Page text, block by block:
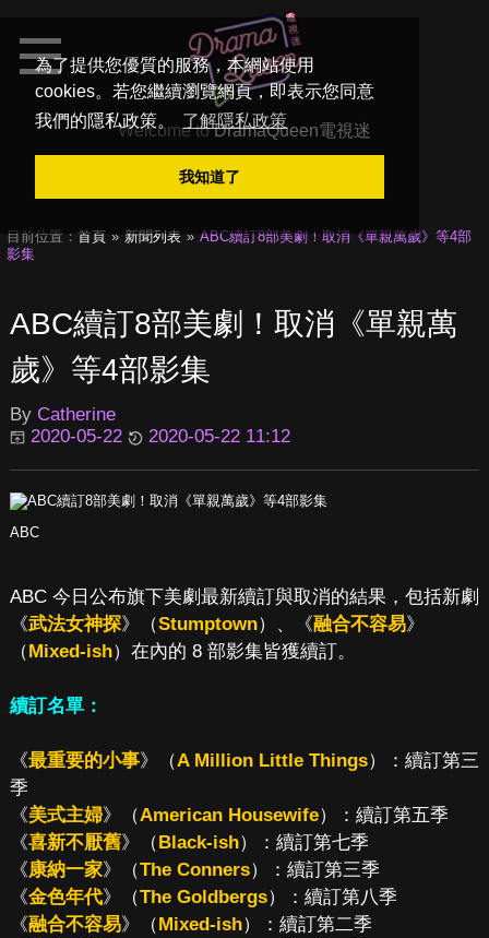
為了提供您優質的服務，本網站使用
cookies。若您繼續瀏覽網頁，即表示您同意
我們的隱私政策。
了解隱私政策
我知道了
Welcome toDramaQueen電視迷
目前位置： 首頁 新聞列表
ABC續訂8部美劇！取消《單親萬歲》等4部
影集
ABC續訂8部美劇！取消《單親萬
歲》等4部影集
By Catherine
2020-05-22
2020-05-22 11:12
ABC
ABC 今日公布旗下美劇最新續訂與取消的結果，包括新劇
《武法女神探》（Stumptown）、《融合不容易》
（Mixed-ish）在內的 8 部影集皆獲續訂。
續訂名單：
《最重要的小事》（A Million Little Things）：續訂第三
季
《美式主婦》（American Housewife）：續訂第五季
《喜新不厭舊》（Black-ish）：續訂第七季
《康納一家》（The Conners）：續訂第三季
《金色年代》（The Goldbergs）：續訂第八季
《融合不容易》（Mixed-ish）：續訂第二季